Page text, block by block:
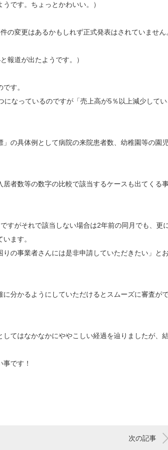
です。ちょっとかわいい。）
変更はあるかもしれず正式発表はされていません
報道が出たようです。）
す。
なっているのですが「売上高が5％以上減少してい
」の具体例として病院の来院患者数、幼稚園等の園
者数等の数字の比較で該当するケースも出てくる
すがそれで該当しない場合は2年前の同月でも、更
ます。
の事業者さんには是非申請していただきたい」と
分かるようにしていただけるとスムーズに審査が
てはなかなかにややこしい経過を辿りましたが、
です！
次の記事